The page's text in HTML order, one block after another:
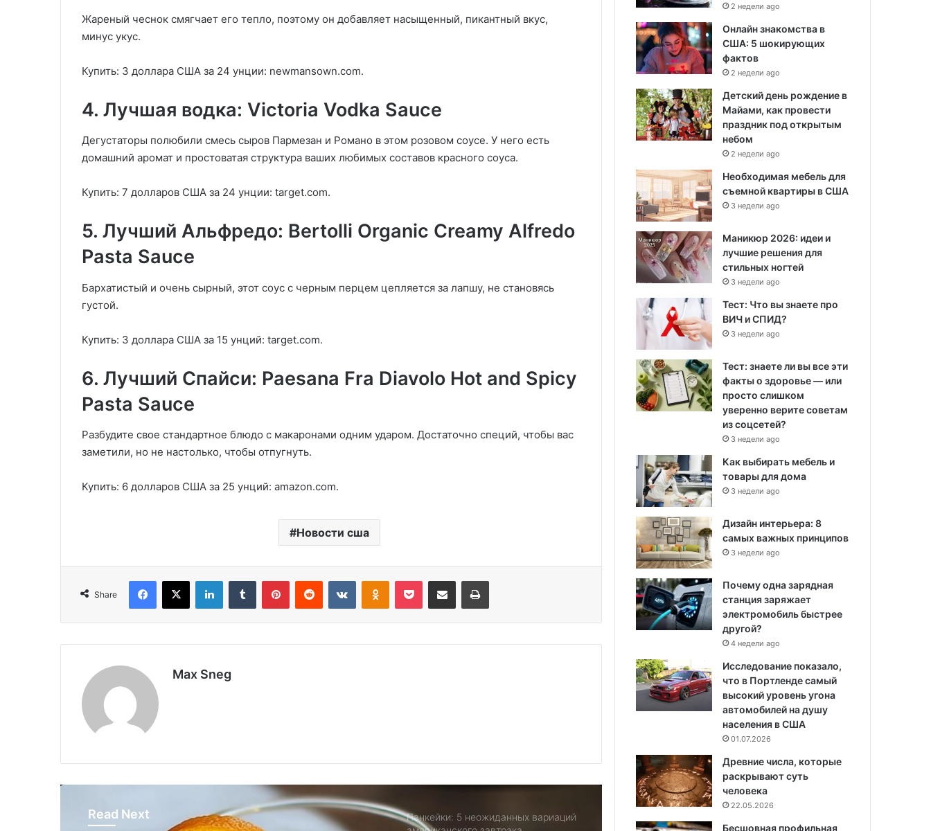
Жареный чеснок смягчает его тепло, поэтому он добавляет насыщенный, пикантный вкус,
минус укус.
Купить: 3 доллара США за 24 унции: newmansown.com.
4. Лучшая водка: Victoria Vodka Sauce
Дегустаторы полюбили смесь сыров Пармезан и Романо в этом розовом соусе. У него есть
домашний аромат и простоватая структура ваших любимых составов красного соуса.
Купить: 7 долларов США за 24 унции: target.com.
5. Лучший Альфредо: Bertolli Organic Creamy Alfredo
Pasta Sauce
Бархатистый и очень сырный, этот соус с черным перцем цепляется за лапшу, не становясь
густой.
Купить: 3 доллара США за 15 унций: target.com.
6. Лучший Спайси: Paesana Fra Diavolo Hot and Spicy
Pasta Sauce
Разбудите свое стандартное блюдо с макаронами одним ударом. Достаточно специй, чтобы вас
заметили, но не настолько, чтобы отпугнуть.
Купить: 6 долларов США за 25 унций: amazon.com.
Новости сша
Share
Max Sneg
Read Next
Дистиллированная вода можно ли
пить, гид на 2026
уникальные свойства
все его любят
Панкейки: 5 неожиданных вариаций
2 недели ago
Онлайн знакомства в
США: 5 шокирующих
фактов
2 недели ago
Детский день рождение в
Майами, как провести
праздник под открытым
небом
2 недели ago
Необходимая мебель для
съемной квартиры в США
3 недели ago
Маникюр 2026: идеи и
лучшие решения для
стильных ногтей
3 недели ago
Тест: Что вы знаете про
ВИЧ и СПИД?
3 недели ago
Тест: знаете ли вы все эти
факты о здоровье — или
просто слишком
уверенно верите советам
из соцсетей?
3 недели ago
Как выбирать мебель и
товары для дома
3 недели ago
Дизайн интерьера: 8
самых важных принципов
3 недели ago
Почему одна зарядная
станция заряжает
электромобиль быстрее
другой?
4 недели ago
Исследование показало,
что в Портленде самый
высокий уровень угона
автомобилей на душу
населения в США
01.07.2026
Древние числа, которые
раскрывают суть
человека
22.05.2026
Бесшовная профильная